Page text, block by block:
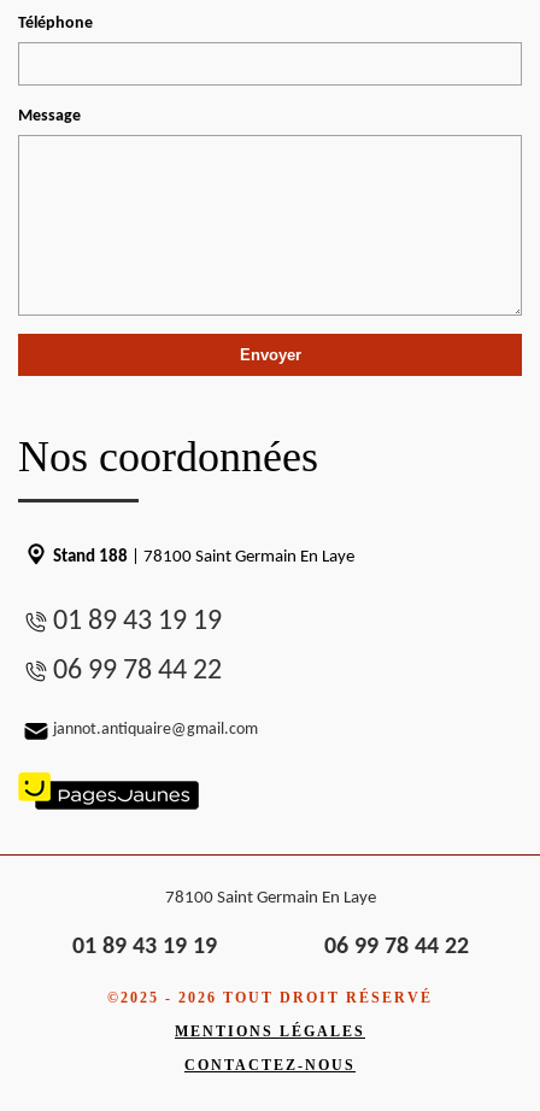
Téléphone
Message
Nos coordonnées
Stand 188 | 78100 Saint Germain En Laye
01 89 43 19 19
06 99 78 44 22
jannot.antiquaire@gmail.com
78100 Saint Germain En Laye
01 89 43 19 19 06 99 78 44 22
©2025 - 2026 TOUT DROIT RÉSERVÉ
MENTIONS LÉGALES
CONTACTEZ-NOUS